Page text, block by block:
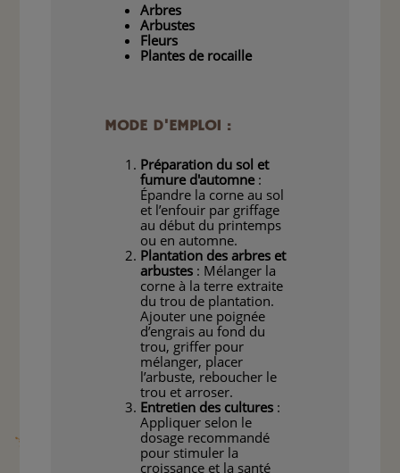
Arbres
Arbustes
Fleurs
Plantes de rocaille
MODE D'EMPLOI :
Préparation du sol et
fumure d'automne:
Épandre la corne au sol
et l’enfouir par griffage
au début du printemps
ou en automne.
Plantation des arbres et
arbustes : Mélanger la
corne à la terre extraite
du trou de plantation.
Ajouter une poignée
d’engrais au fond du
trou, griffer pour
mélanger, placer
l’arbuste, reboucher le
trou et arroser.
Entretien des cultures :
Appliquer selon le
dosage recommandé
pour stimuler la
croissance et la santé